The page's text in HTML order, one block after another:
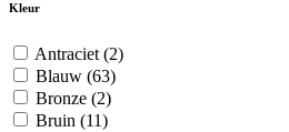
Kleur
Antraciet(2)
Blauw (63)
Bronze (2)
Bruin (11)